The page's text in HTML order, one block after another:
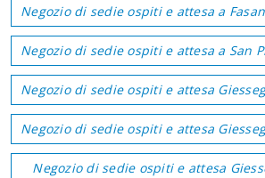
Negozio di sedie ospiti e attesa a
Negozio di sedie ospiti e attesa a San
Negozio di sedie ospiti e attesa
Negozio di sedie ospiti e attesa
Negozio di sedie ospiti e attesa